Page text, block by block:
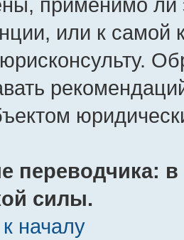
или к самой
переводчика:
силы.
началу